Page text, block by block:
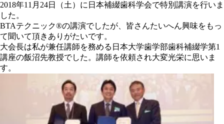
2018年11月24日（土）に日本補綴歯科学会で特別講演を行いま
した。
BTAテクニック®の講演でしたが、皆さんたいへん興味をもっ
て聞いて頂きありがたいです。
大会長は私が兼任講師を務める日本大学歯学部歯科補綴学第1
講座の飯沼先教授でした。講師を依頼され大変光栄に思いま
す。